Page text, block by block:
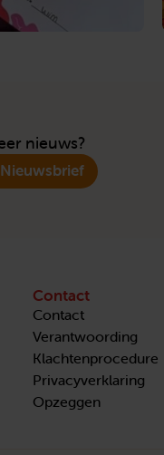
nieuws?
Nieuwsbrief
Contact
Contact
Verantwoording
Klachtenprocedure
Privacyverklaring
Opzeggen